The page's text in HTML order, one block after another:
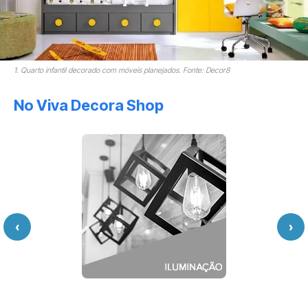
1. Quarto infantil decorado com móveis planejados. Fonte: Decor8
No Viva Decora Shop
‹ ›